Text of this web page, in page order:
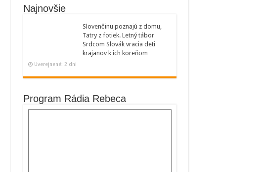
Najnovšie
Slovenčinu poznajú z domu,
Tatry z fotiek. Letný tábor
Srdcom Slovák vracia deti
krajanov k ich koreňom
Uverejnené: 2 dni
Program Rádia Rebeca